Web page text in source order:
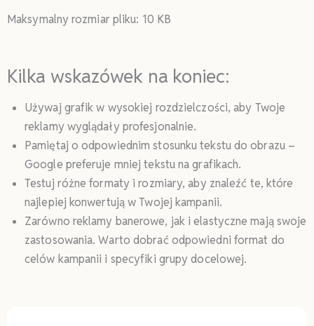
Maksymalny rozmiar pliku: 10 KB
Kilka wskazówek na koniec:
Używaj grafik w wysokiej rozdzielczości, aby Twoje
reklamy wyglądały profesjonalnie.
Pamiętaj o odpowiednim stosunku tekstu do obrazu –
Google preferuje mniej tekstu na grafikach.
Testuj różne formaty i rozmiary, aby znaleźć te, które
najlepiej konwertują w Twojej kampanii.
Zarówno reklamy banerowe, jak i elastyczne mają swoje
zastosowania. Warto dobrać odpowiedni format do
celów kampanii i specyfiki grupy docelowej.